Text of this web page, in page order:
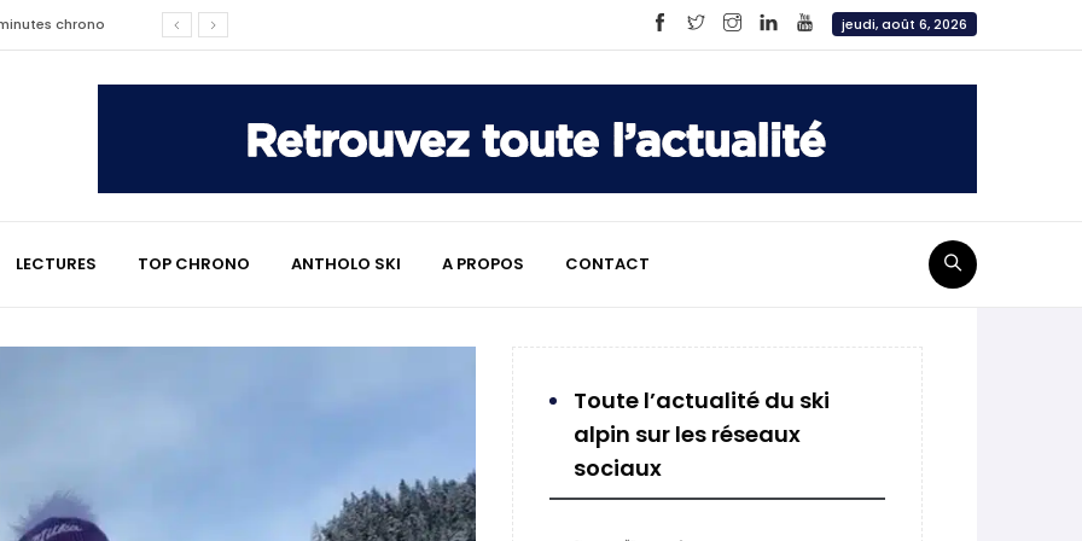
chrono
le témoignage émouvant de
chrono
divisent déjà la
jeudi, août 6, 2026
LECTURES TOP CHRONO ANTHOLO SKI A PROPOS CONTACT
Toute l’actualité du ski
alpin sur les réseaux
sociaux